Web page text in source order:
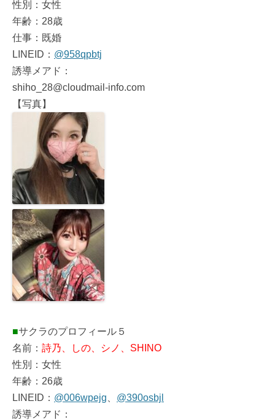
性別：女性
年齢：28歳
仕事：既婚
LINEID： @958qpbtj
誘導メアド：
shiho_28@cloudmail-info.com
【写真】
■サクラのプロフィール５
名前： 詩乃、しの、シノ、SHINO
性別：女性
年齢：26歳
LINEID： @006wpejg
@390osbjl
誘導メアド：